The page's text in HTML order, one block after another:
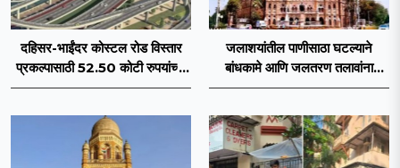
दहिसर-भाईंदर कोस्टल रोड विस्तार
प्रकल्पासाठी 52.50 कोटी रुपयांच्या
पीएमसी प्रस्तावाला मंजुरीची प्रतीक्षा
जलाशयांतील पाणीसाठा घटल्याने
बांधकामे आणि जलतरण तलावांना
पाणीपुरवठा बंद; व्यावसायिक वापरावरही